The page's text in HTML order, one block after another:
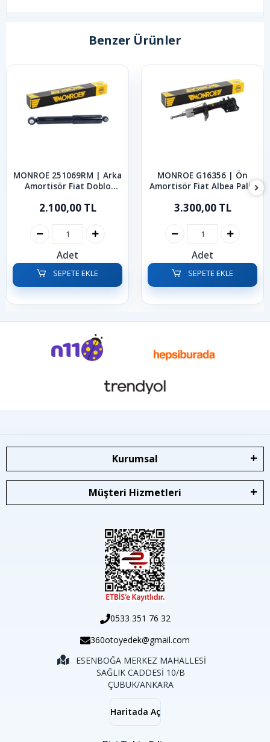
Benzer Ürünler
MONROE 251069RM | Arka
Amortisör Fiat Doblo
2.100,00 TL
Adet
SEPETE EKLE
MONROE G16356 | Ön
Amortisör Fiat Albea Palio
3.300,00 TL
Adet
SEPETE EKLE
Kurumsal
Müşteri Hizmetleri
0533 351 76 32
360otoyedek@gmail.com
ESENBOĞA MERKEZ MAHALLESİ
SAĞLIK CADDESİ 10/B
ÇUBUK/ANKARA
Haritada Aç